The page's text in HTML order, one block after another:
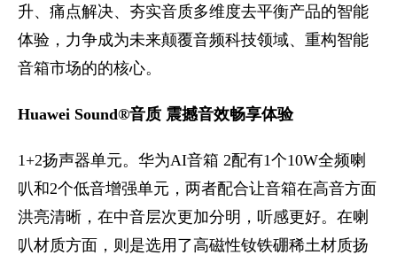
升、痛点解决、夯实音质多维度去平衡产品的智能
体验，力争成为未来颠覆音频科技领域、重构智能
音箱市场的的核心。
Huawei Sound®音质 震撼音效畅享体验
1+2扬声器单元。华为AI音箱 2配有1个10W全频喇
叭和2个低音增强单元，两者配合让音箱在高音方面
洪亮清晰，在中音层次更加分明，听感更好。在喇
叭材质方面，则是选用了高磁性钕铁硼稀土材质扬